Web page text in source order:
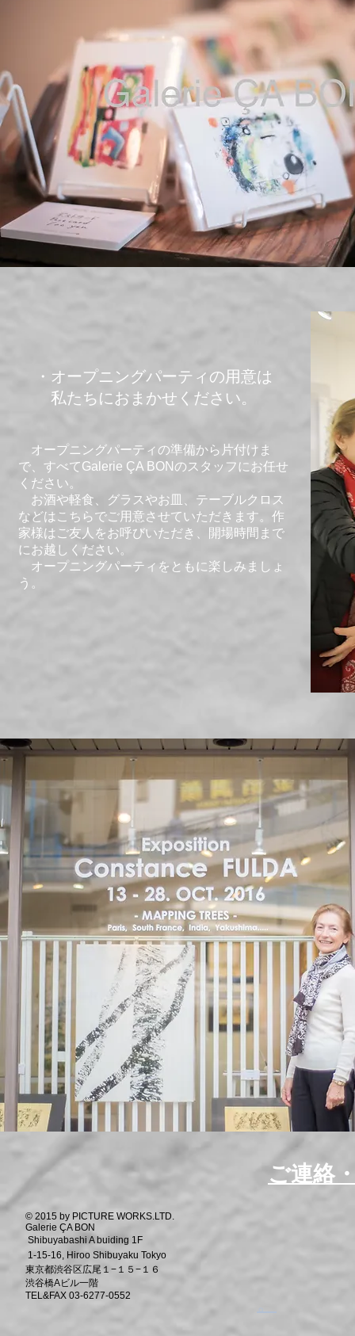
​・オープニングパーティの用意は
​ 私たちにおまかせください。
オープニングパーティの準備から片付けま
で、すべてGalerie ÇA BONのスタッフにお任せ
ください。
お酒や軽食、グラスやお皿、テーブルクロス
などはこちらでご用意させていただきます。作
家様はご友人をお呼びいただき、開場時間まで
にお越しください。
​ オープニングパーティをともに楽しみましょ
う。
ご連絡
© 2015 by PICTURE WORKS.LTD.
Galerie ÇA BON
Shibuyabashi A buiding 1F
1-15-16, Hiroo Shibuyaku Tokyo
東京都渋谷区広尾１−１５−１６
渋谷橋Aビル一階
TEL&FAX 03-6277-0552